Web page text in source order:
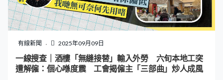
落」。 事主翌日已聯繫小米官方，售後人員表示將取回手
機殘件送至小米研發中心檢測，以查明爆炸原因。有網民
檢索發現小米13於2022年12月11日正式發布，上市至今
不足3年。小米客服回應傳媒時表示，手機自燃原因需通過
專業檢測確定。另一工作人員則稱手機自燃屬於小概率事
件，其成因較為覆雜，可能涉及多個因素，目前無法直接
有線新聞 2025年09月09日
一線搜查｜酒樓「無縫接替」輸入外勞 六旬本地工突
遭解僱：個心喺度震 工會揭僱主「三部曲」炒人成風